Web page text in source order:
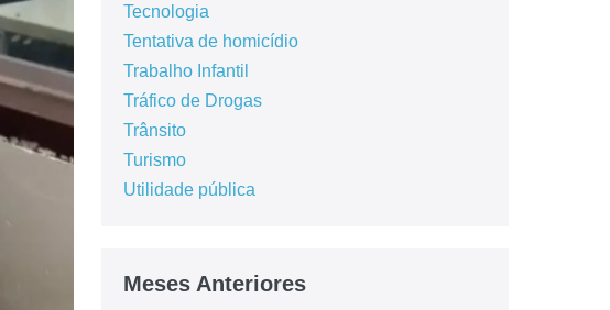
Tecnologia
Tentativa de homicídio
Trabalho Infantil
Tráfico de Drogas
Trânsito
Turismo
Utilidade pública
Meses Anteriores